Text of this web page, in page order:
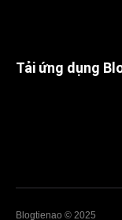
Tải ứng dụng
Blogtienao © 2025